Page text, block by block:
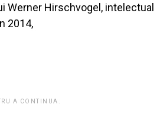
Werner Hirschvogel, intelectual
2014,
A CONTINUA.